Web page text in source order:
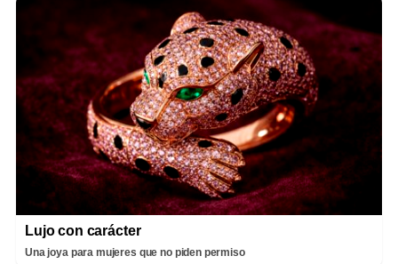
Lujo con carácter
Una joya para mujeres que no piden permiso